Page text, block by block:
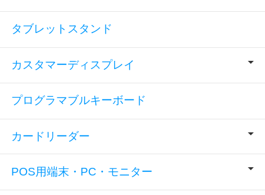
タブレットスタンド
カスタマーディスプレイ
プログラマブルキーボード
カードリーダー
POS用端末・PC・モニター